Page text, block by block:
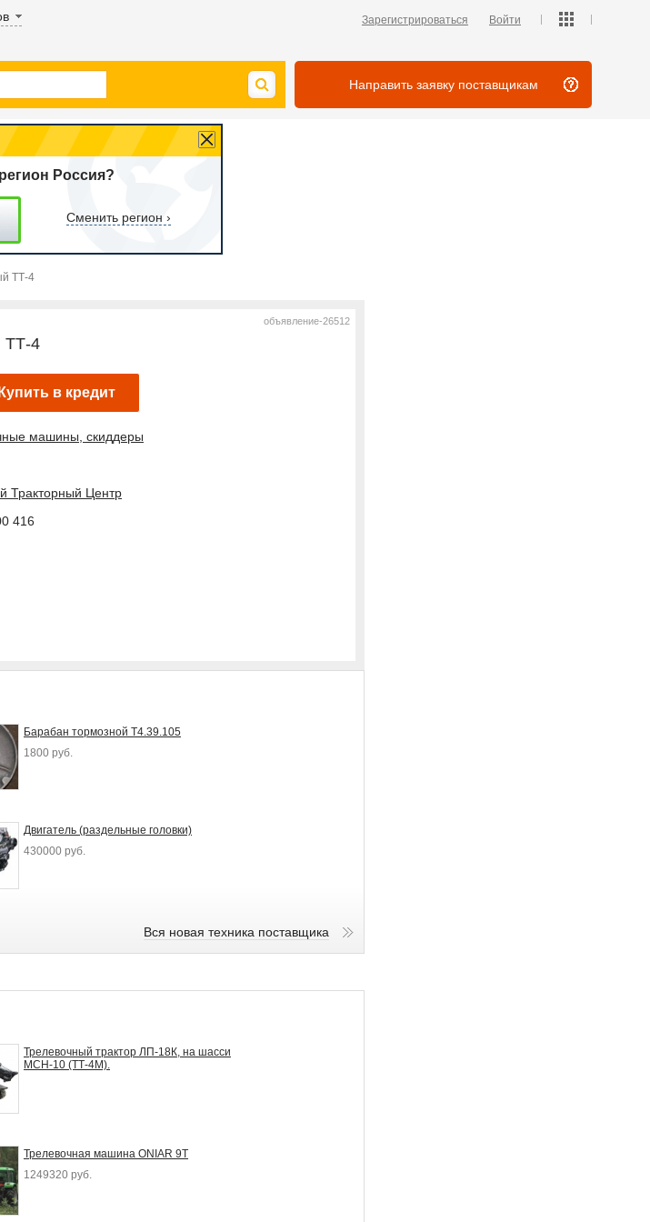
Зарегистрироваться Войти
Направить заявку поставщикам
Россия?
Сменить регион ›
ТТ-4
ТТ-4
Купить в кредит
машины, скиддеры
Тракторный Центр
416
объявление-26512
Барабан тормозной Т4.39.105
1800 руб.
Двигатель (раздельные головки)
430000 руб.
Вся новая техника поставщика
Трелевочный трактор ЛП-18К, на шасси
МСН-10 (ТТ-4М).
Трелевочная машина ONIAR 9T
1249320 руб.